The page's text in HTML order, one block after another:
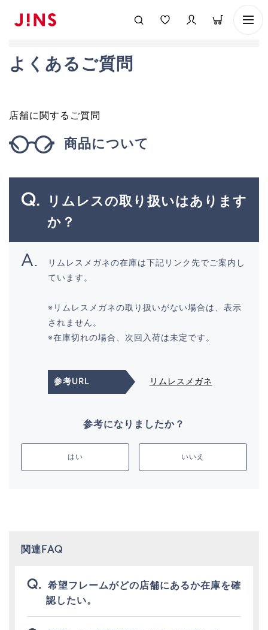
よくあるご質問
店舗に関するご質問
商品について
リムレスの取り扱いはあります
か？
リムレスメガネの在庫は下記リンク先でご案内し
ています。
※リムレスメガネの取り扱いがない場合は、表示
されません。
※在庫切れの場合、次回入荷は未定です。
参考URL リムレスメガネ
参考になりましたか？
はい いいえ
関連FAQ
希望フレームがどの店舗にあるか在庫を確
認したい。